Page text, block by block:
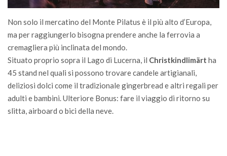
Non solo il mercatino del Monte Pilatus è il più alto d’Europa,
ma per raggiungerlo bisogna prendere anche la ferrovia a
cremagliera più inclinata del mondo.
Situato proprio sopra il Lago di Lucerna, il Christkindlimärt ha
45 stand nel quali si possono trovare candele artigianali,
deliziosi dolci come il tradizionale gingerbread e altri regali per
adulti e bambini. Ulteriore Bonus: fare il viaggio di ritorno su
slitta, airboard o bici della neve.